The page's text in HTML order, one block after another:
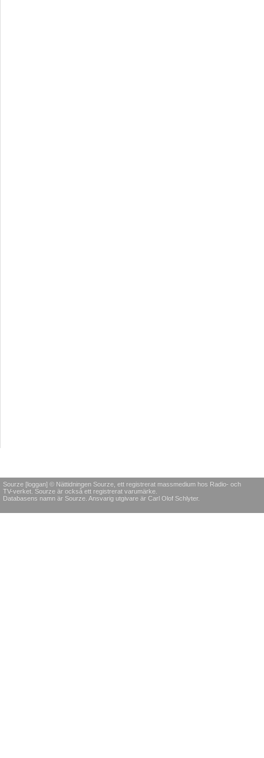
Sourze [loggan] © Nättidningen Sourze, ett registrerat massmedium hos Radio- och
TV-verket. Sourze är också ett registrerat varumärke.
Databasens namn är Sourze. Ansvarig utgivare är Carl Olof Schlyter.